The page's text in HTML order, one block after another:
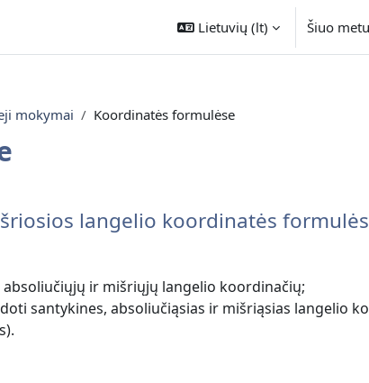
Lietuvių ‎(lt)‎ Šiuo
mokymai Koordinatės formulėse
langelio koordinatės
ir mišriųjų langelio koordinačių;
santykines, absoliučiąsias ir mišriąsias langelio